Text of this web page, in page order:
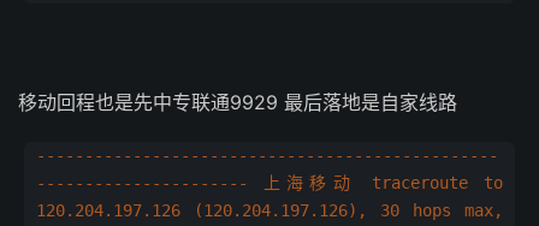
移动回程也是先中专联通9929 最后落地是自家线路
------------------------------------------------
---------------------- 上海移动 traceroute to
120.204.197.126 (120.204.197.126), 30 hops max,